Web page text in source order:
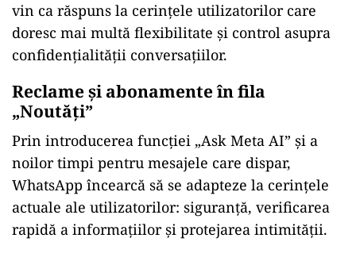
vin ca răspuns la cerințele utilizatorilor care
doresc mai multă flexibilitate și control asupra
confidențialității conversațiilor.
Reclame și abonamente în fila
„Noutăți”
Prin introducerea funcției „Ask Meta AI” și a
noilor timpi pentru mesajele care dispar,
WhatsApp încearcă să se adapteze la cerințele
actuale ale utilizatorilor: siguranță, verificarea
rapidă a informațiilor și protejarea intimității.